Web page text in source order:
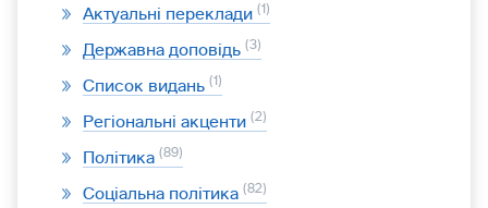
Актуальні переклади 1
Державна доповідь 3
Список видань 1
Регіональні акценти 2
Політика 89
Соціальна політика 82